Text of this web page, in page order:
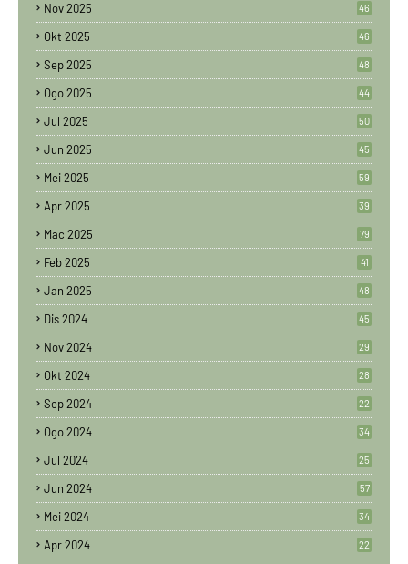
Nov 2025 46
Okt 2025 46
Sep 2025 48
Ogo 2025 44
Jul 2025 50
Jun 2025 45
Mei 2025 59
Apr 2025 39
Mac 2025 79
Feb 2025 41
Jan 2025 48
Dis 2024 45
Nov 2024 29
Okt 2024 28
Sep 2024 22
Ogo 2024 34
Jul 2024 25
Jun 2024 57
Mei 2024 34
Apr 2024 22